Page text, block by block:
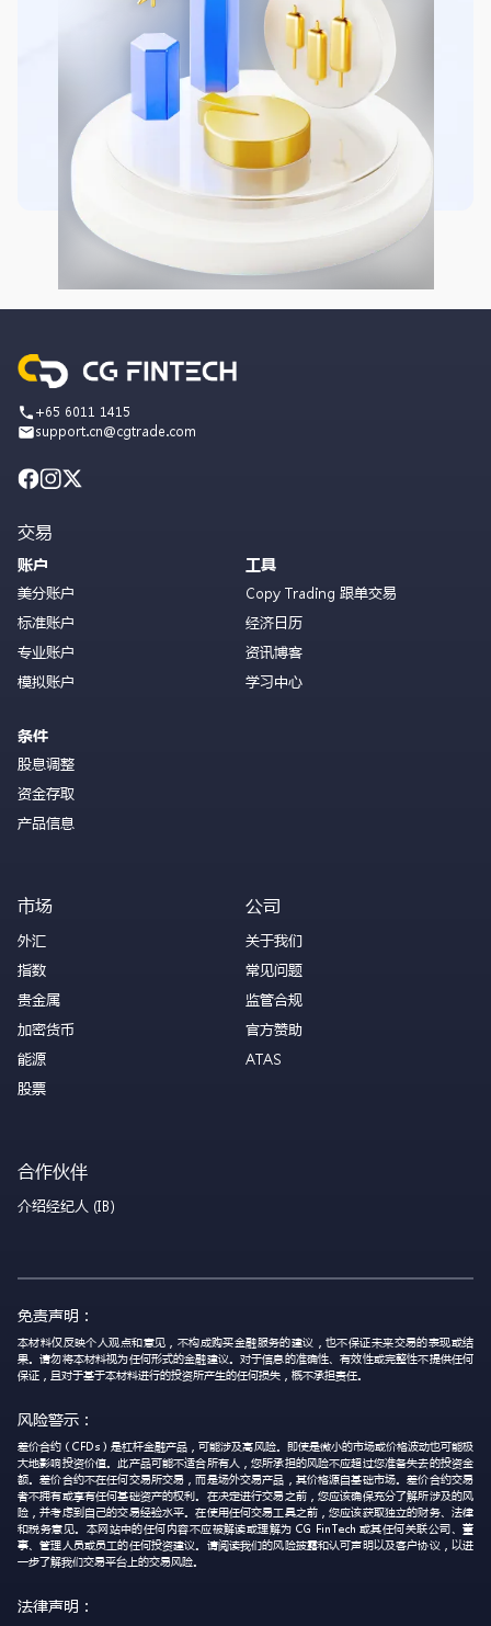
+65 6011 1415
support.cn@cgtrade.com
交易
账户
美分账户
标准账户
专业账户
模拟账户
条件
股息调整
资金存取
产品信息
工具
Copy Trading 跟单交易
经济日历
资讯博客
学习中心
市场
外汇
指数
贵金属
加密货币
能源
股票
公司
关于我们
常见问题
监管合规
官方赞助
ATAS
合作伙伴
介绍经纪人 (IB)
免责声明：
本材料仅反映个人观点和意见，不构成购买金融服务的建议，也不保证未来交易的表现或结
果。请勿将本材料视为任何形式的金融建议。对于信息的准确性、有效性或完整性不提供任何
保证，且对于基于本材料进行的投资所产生的任何损失，概不承担责任。
风险警示：
差价合约（CFDs）是杠杆金融产品，可能涉及高风险。即使是微小的市场或价格波动也可能极
大地影响投资价值。此产品可能不适合所有人，您所承担的风险不应超过您准备失去的投资金
额。差价合约不在任何交易所交易，而是场外交易产品，其价格源自基础市场。差价合约交易
者不拥有或享有任何基础资产的权利。在决定进行交易之前，您应该确保充分了解所涉及的风
险，并考虑到自己的交易经验水平。在使用任何交易工具之前，您应该获取独立的财务、法律
和税务意见。本网站中的任何内容不应被解读或理解为 CG FinTech 或其任何关联公司、董
事、管理人员或员工的任何投资建议。请阅读我们的风险披露和认可声明以及客户协议，以进
一步了解我们交易平台上的交易风险。
法律声明：